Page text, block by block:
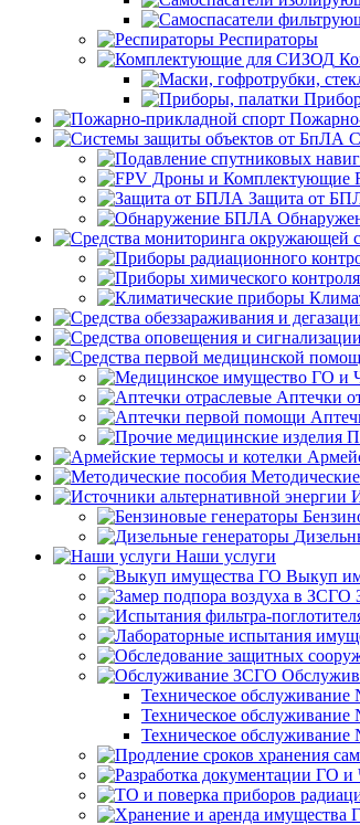
Респираторы
Защита от
Аптечки
Наши услуги
Выкуп
Техническое обслуживание
Техническое обслуживание
Техническое